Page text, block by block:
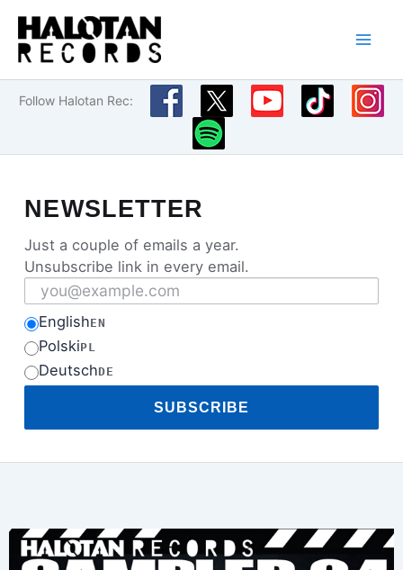
Przejdź
do
treści
Follow Halotan Rec:
NEWSLETTER
Just a couple of emails a year.
Unsubscribe link in every email.
Email address
EnglishEN
PolskiPL
DeutschDE
SUBSCRIBE